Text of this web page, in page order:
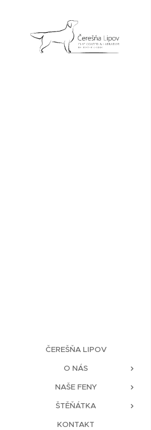
ČEREŠŇA LIPOV
O NÁS
NAŠE FENY
ŠTĚŇÁTKA
KONTAKT